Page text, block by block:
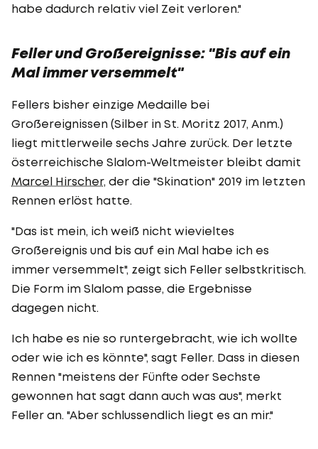
habe dadurch relativ viel Zeit verloren."
Feller und Großereignisse: "Bis auf ein
Mal immer versemmelt"
Fellers bisher einzige Medaille bei
Großereignissen (Silber in St. Moritz 2017, Anm.)
liegt mittlerweile sechs Jahre zurück. Der letzte
österreichische Slalom-Weltmeister bleibt damit
Marcel Hirscher, der die "Skination" 2019 im letzten
Rennen erlöst hatte.
"Das ist mein, ich weiß nicht wievieltes
Großereignis und bis auf ein Mal habe ich es
immer versemmelt", zeigt sich Feller selbstkritisch.
Die Form im Slalom passe, die Ergebnisse
dagegen nicht.
Ich habe es nie so runtergebracht, wie ich wollte
oder wie ich es könnte", sagt Feller. Dass in diesen
Rennen "meistens der Fünfte oder Sechste
gewonnen hat sagt dann auch was aus", merkt
Feller an. "Aber schlussendlich liegt es an mir."